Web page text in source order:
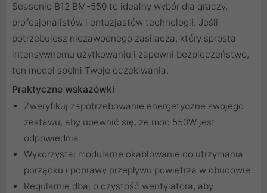
Seasonic B12 BM-550 to idealny wybór dla graczy,
profesjonalistów i entuzjastów technologii. Jeśli
potrzebujesz niezawodnego zasilacza, który sprosta
intensywnemu użytkowaniu i zapewni bezpieczeństwo,
ten model spełni Twoje oczekiwania.
Praktyczne wskazówki
Zweryfikuj zapotrzebowanie energetyczne swojego
zestawu, aby upewnić się, że moc 550W jest
odpowiednia.
Wykorzystaj modularne okablowanie do utrzymania
porządku i poprawy przepływu powietrza w obudowie.
Regularnie dbaj o czystość wentylatora, aby